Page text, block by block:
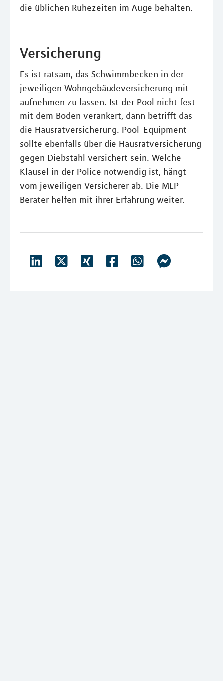
die üblichen Ruhezeiten im Auge behalten.
Versicherung
Es ist ratsam, das Schwimmbecken in der
jeweiligen Wohngebäudeversicherung mit
aufnehmen zu lassen. Ist der Pool nicht fest
mit dem Boden verankert, dann betrifft das
die Hausratversicherung. Pool-Equipment
sollte ebenfalls über die Hausratversicherung
gegen Diebstahl versichert sein. Welche
Klausel in der Police notwendig ist, hängt
vom jeweiligen Versicherer ab. Die MLP
Berater helfen mit ihrer Erfahrung weiter.